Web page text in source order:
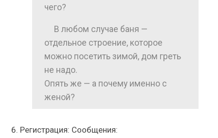
чего?
В любом случае баня —
отдельное строение, которое
можно посетить зимой, дом греть
не надо.
Опять же — а почему именно с
женой?
Регистрация: Сообщения: